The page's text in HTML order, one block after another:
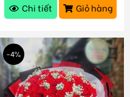
Chi tiết
Giỏ hàng
-4%